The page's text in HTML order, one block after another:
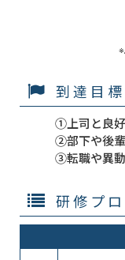
到達目標
①上司と良
②部下や後
③転職や異
研修プ